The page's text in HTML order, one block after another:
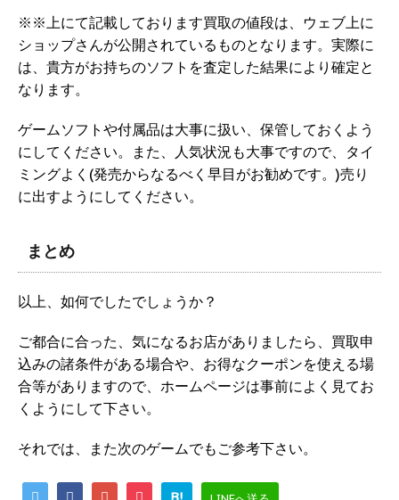
※※上にて記載しております買取の値段は、ウェブ上に
ショップさんが公開されているものとなります。実際に
は、貴方がお持ちのソフトを査定した結果により確定と
なります。
ゲームソフトや付属品は大事に扱い、保管しておくよう
にしてください。また、人気状況も大事ですので、タイ
ミングよく(発売からなるべく早目がお勧めです。)売り
に出すようにしてください。
まとめ
以上、如何でしたでしょうか？
ご都合に合った、気になるお店がありましたら、買取申
込みの諸条件がある場合や、お得なクーポンを使える場
合等がありますので、ホームページは事前によく見てお
くようにして下さい。
それでは、また次のゲームでもご参考下さい。